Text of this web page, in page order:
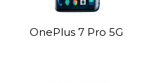
OnePlus 7 Pro 5G